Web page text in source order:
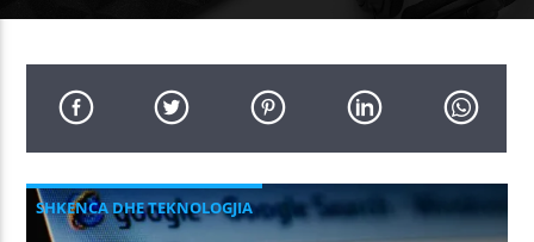
SHKENCA DHE TEKNOLOGJIA